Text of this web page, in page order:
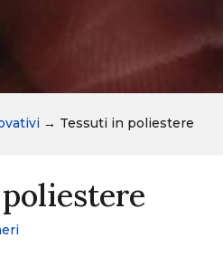
→ Tessuti in poliestere